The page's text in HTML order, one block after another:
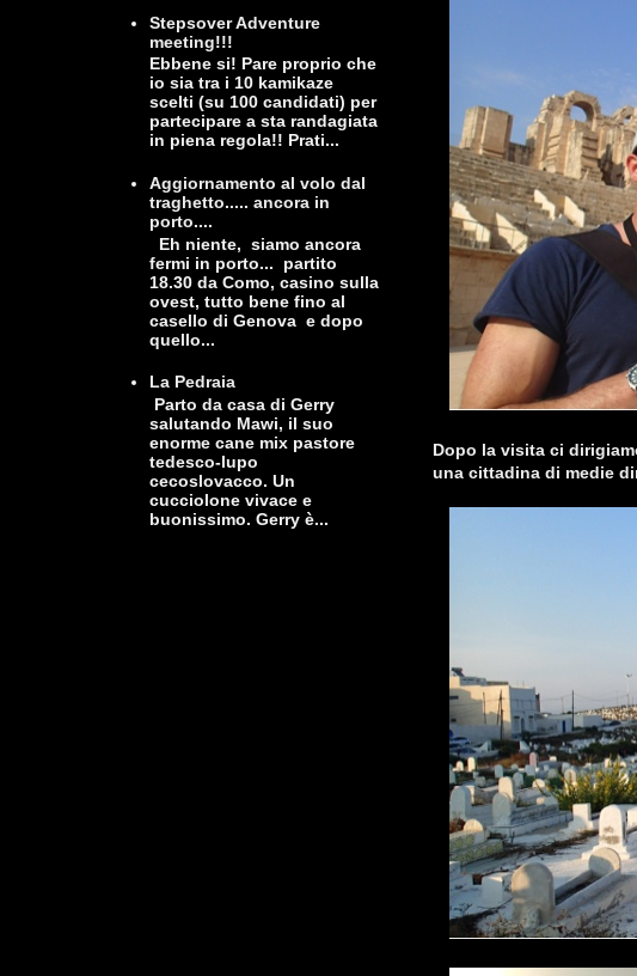
Dopo la visita ci
una cittadina di medie
Stepsover Adventure
meeting!!!
Ebbene si! Pare proprio che
io sia tra i 10 kamikaze
scelti (su 100 candidati) per
partecipare a sta randagiata
in piena regola!! Prati...
Aggiornamento al volo dal
traghetto..... ancora in
porto....
Eh niente, siamo ancora
fermi in porto... partito
18.30 da Como, casino sulla
ovest, tutto bene fino al
casello di Genova e dopo
quello...
La Pedraia
Parto da casa di Gerry
salutando Mawi, il suo
enorme cane mix pastore
tedesco-lupo
cecoslovacco. Un
cucciolone vivace e
buonissimo. Gerry è...